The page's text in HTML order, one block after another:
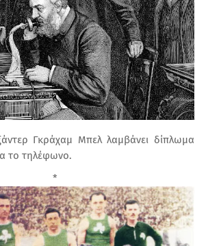
Γκράχαμ Μπελ λαμβάνει δίπλωμα
το τηλέφωνο.
*